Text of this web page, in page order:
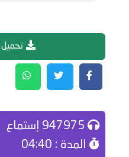
تحميل
المدة : 04:40